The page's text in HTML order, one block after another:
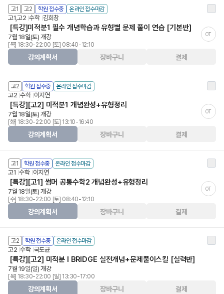
고1 고2 학원 접수중 온라인 접수마감
고1,고2 수학 김희창
[특강]미적분1 필수 개념학습과 유형별 문제 풀이 연습 [기본반]
OT
7월 18일(토) 개강
[목] 18:30-22:00 [토] 08:40-12:10
강의계획서 장바구니 결제
고2 학원 접수중 온라인 접수마감
고2 수학 이지연
[특강][고2] 미적분1 개념완성+유형정리
OT
7월 18일(토) 개강
[화] 18:30-22:00 [토] 13:10-16:40
강의계획서 장바구니 결제
고1 학원 접수중 온라인 접수마감
고1 수학 이지연
[특강][고1] 썸머 공통수학2 개념완성+유형정리
OT
7월 18일(토) 개강
[수] 18:30-22:00 [토] 08:40-12:10
강의계획서 장바구니 결제
고2 학원 접수중 온라인 접수마감
고2 수학 국도균
[특강][고2] 미적분 I BRIDGE 실전개념+문제풀이스킬 [실력반]
7월 19일(일) 개강
[목] 18:30-22:00 [일] 13:30-17:00
강의계획서 장바구니 결제